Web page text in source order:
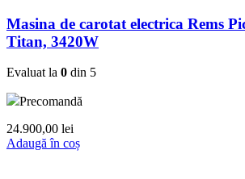
Masina de carotat electrica Rems
Titan, 3420W
Evaluat la 0 din 5
Precomandă
24.900,00 lei
Adaugă în coș